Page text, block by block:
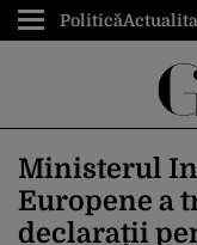
Politică
Ministerul
Europene a
declarații